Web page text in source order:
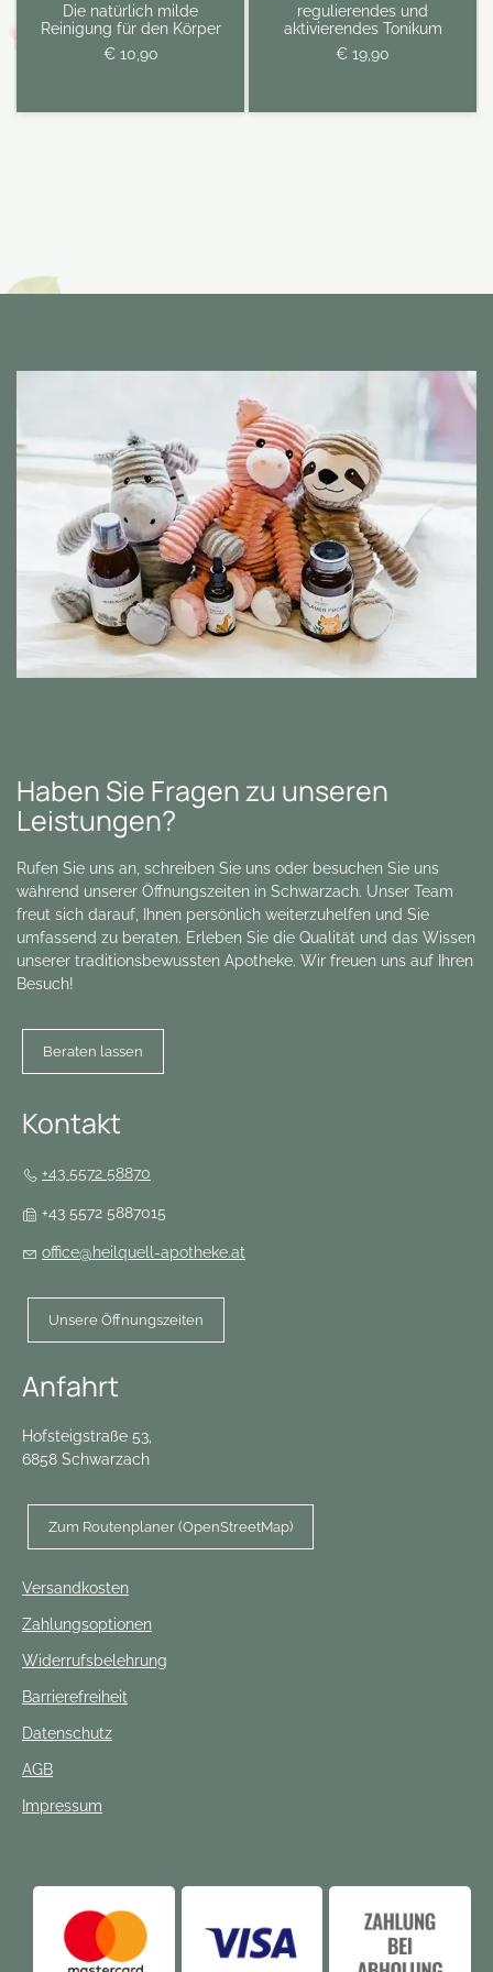
Die natürlich milde
Reinigung für den Körper
€ 10,90
regulierendes und
aktivierendes Tonikum
€ 19,90
Haben Sie Fragen zu unseren
Leistungen?
Rufen Sie uns an, schreiben Sie uns oder besuchen Sie uns
während unserer Öffnungszeiten in Schwarzach. Unser Team
freut sich darauf, Ihnen persönlich weiterzuhelfen und Sie
umfassend zu beraten. Erleben Sie die Qualität und das Wissen
unserer traditionsbewussten Apotheke. Wir freuen uns auf Ihren
Besuch!
Beraten lassen
Kontakt
+43 5572 58870
+43 5572 5887015
office@heilquell-apotheke.at
Unsere Öffnungszeiten
Anfahrt
Hofsteigstraße 53,
6858 Schwarzach
Zum Routenplaner (OpenStreetMap)
Versandkosten
Zahlungsoptionen
Widerrufsbelehrung
Barrierefreiheit
Datenschutz
AGB
Impressum